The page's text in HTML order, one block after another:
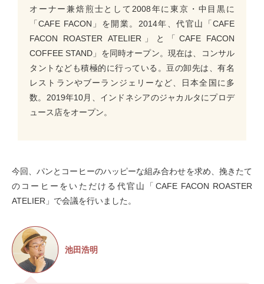
オーナー兼焙煎士として2008年に東京・中目黒に
「CAFE FACON」を開業。2014年、代官山「CAFE
FACON ROASTER ATELIER」と「CAFE FACON
COFFEE STAND」を同時オープン。現在は、コンサル
タントなども積極的に行っている。豆の卸先は、有名
レストランやブーランジェリーなど、日本全国に多
数。2019年10月、インドネシアのジャカルタにプロデ
ュース店をオープン。
今回、パンとコーヒーのハッピーな組み合わせを求め、挽きたて
のコーヒーをいただける代官山「CAFE FACON ROASTER
ATELIER」で会議を行いました。
池田浩明